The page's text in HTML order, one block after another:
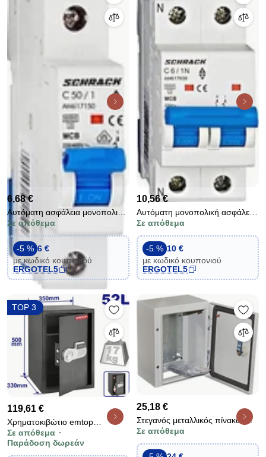
6,68 €
Αυτόματη ασφάλεια μονοπολική
SCHRACK AMPARO 6ΚΑ 1Χ50Α
ΑΜ617150 καμπύλη C
Σε απόθεμα
-5 % 6 €
με κωδικό κουπονιού
ERGOTEL5
10,56 €
Αυτόματη μονοπολική ασφάλεια
SCHRACK AM617606 1x6+N
2M με ουδέτερο 6KA καμπύλη C
Σε απόθεμα
-5 % 10 €
με κωδικό κουπονιού
ERGOTEL5
TOP 3
119,61 €
Χρηματοκιβώτιο emtop
μεταλλικό με οθόνη LCD
διάσταση 500x350x330mm
Σε απόθεμα
Παράδοση δωρεάν
25,18 €
Στεγανός μεταλλικός πίνακας
(ερμάριο) με στεγανότητα IP55
και διαστάσεις 250x200x150
Σε απόθεμα